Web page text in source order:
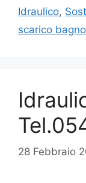
Idraulico,
scarico bagno
28 Febbraio